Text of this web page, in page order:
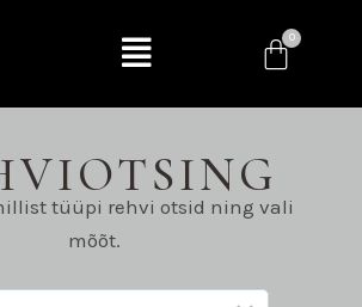
tüüpi rehvi otsid ning vali
mõõt.